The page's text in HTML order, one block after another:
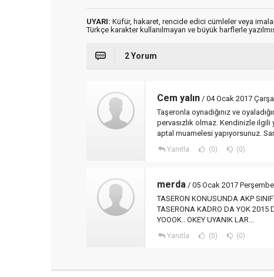
UYARI: Küfür, hakaret, rencide edici cümleler veya
Türkçe karakter kullanılmayan ve büyük harflerle
2 Yorum
Cem yalın / 04 Ocak 2017
Taşeronla oynadığınız ve
pervasızlık olmaz. Kendinizle ilgili
aptal muamelesi yapıyorsunuz.
Yanıtla (0) (0)
merda / 05 Ocak 2017
TASERON KONUSUNDA AKP
TASERONA KADRO DA YOK 2015
YOOOK.. OKEY UYANIK LAR...
Yanıtla (0) (0)